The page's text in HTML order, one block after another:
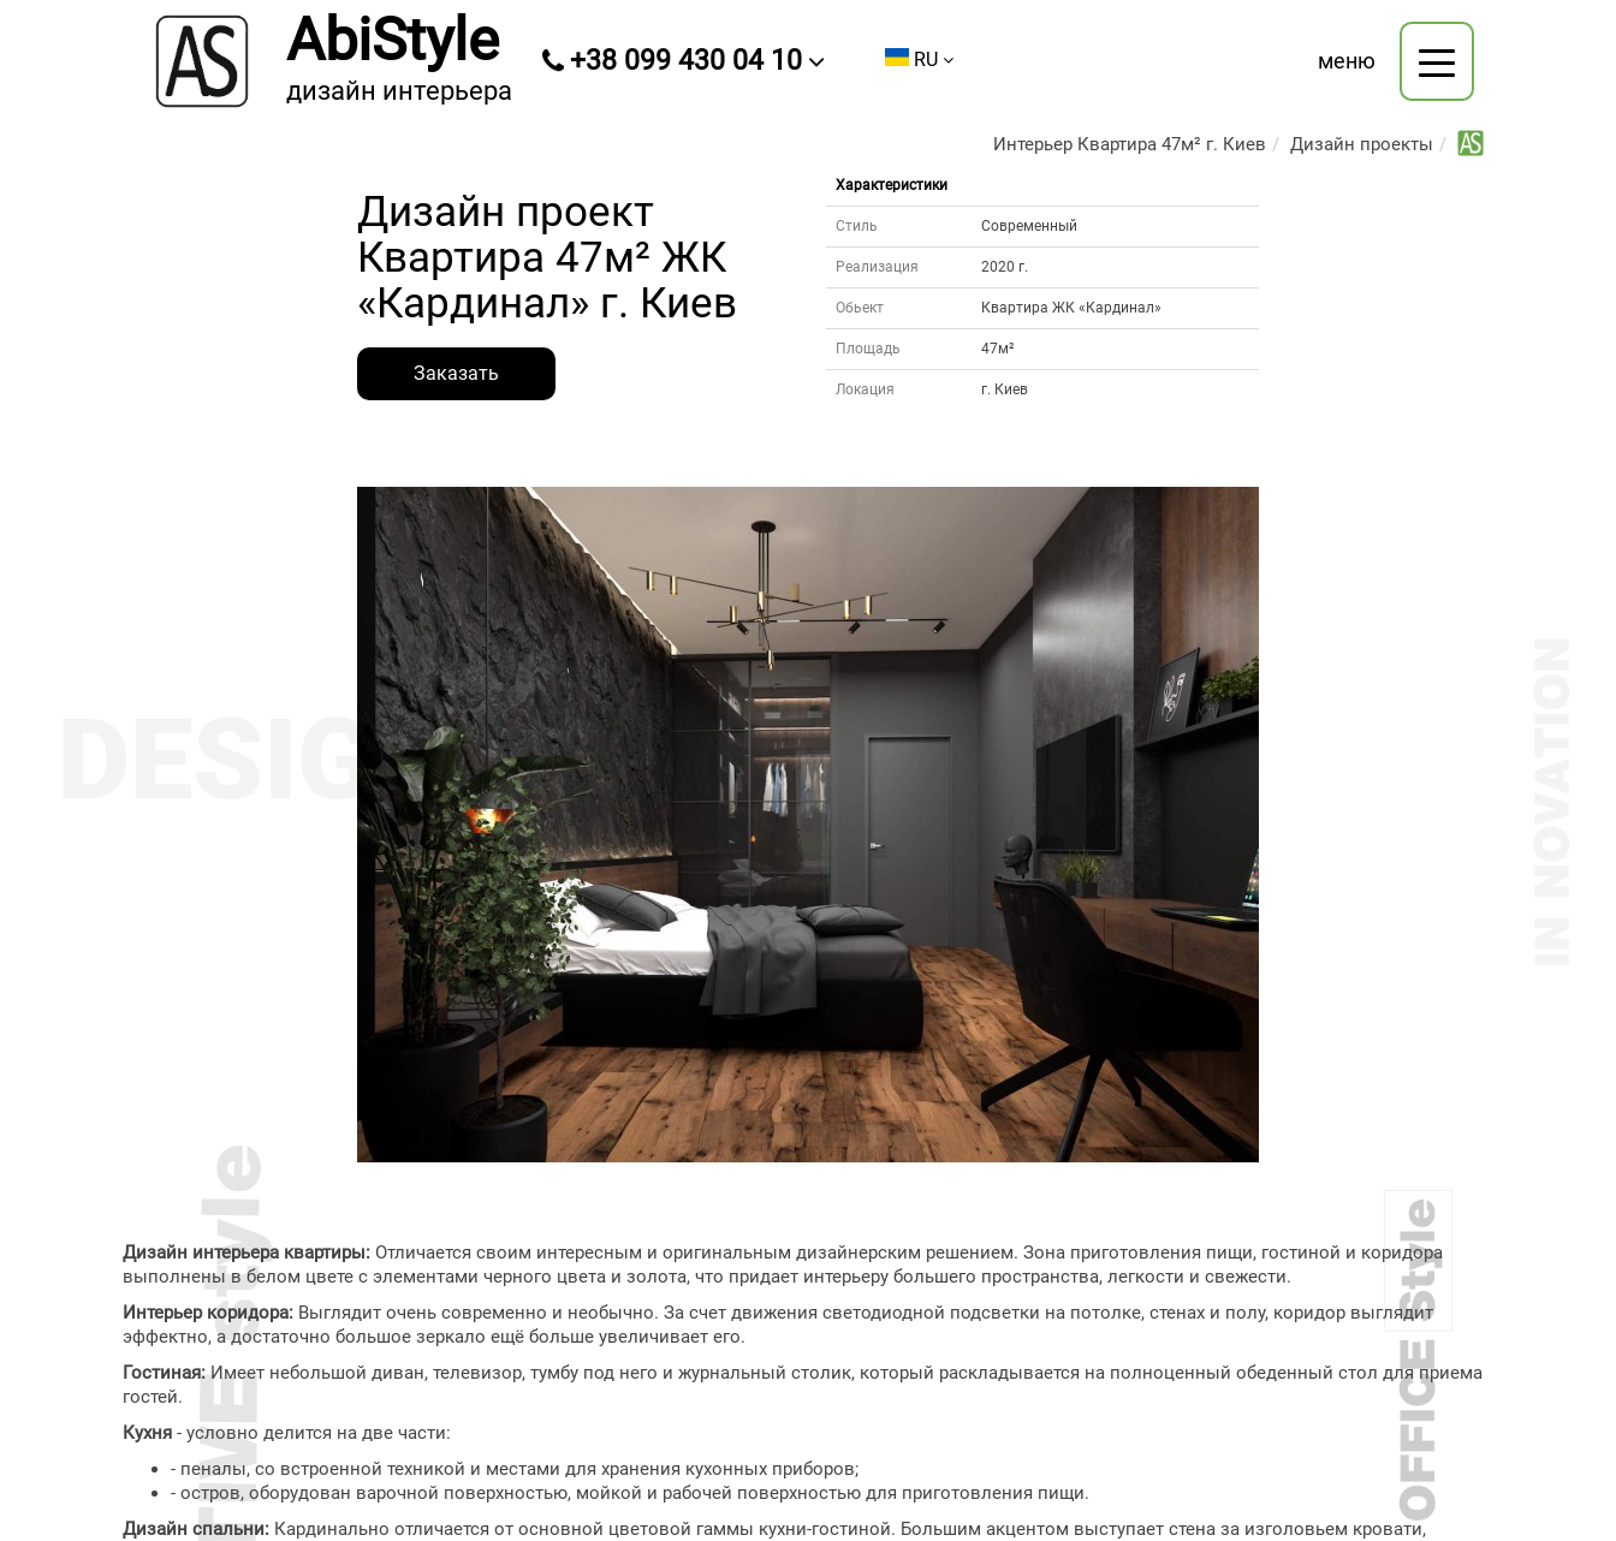
AbiStyle
дизайн интерьера
+38 099 430 04 10 RU меню
Дизайн проекты
Интерьер Квартира 47м² г. Киев
Дизайн проект
Квартира 47м² ЖК
«Кардинал» г. Киев
Заказать
Характеристики
Стиль Cовременный
Реализация 2020 г.
Обьект Квартира ЖК «Кардинал»
Площадь 47м²
Локация г. Киев
Дизайн интерьера квартиры: Отличается своим интересным и оригинальным дизайнерским решением. Зона приготовления пищи, гостиной и коридора
выполнены в белом цвете с элементами черного цвета и золота, что придает интерьеру большего пространства, легкости и свежести.
Интерьер коридора: Выглядит очень современно и необычно. За счет движения светодиодной подсветки на потолке, стенах и полу, коридор выглядит
эффектно, а достаточно большое зеркало ещё больше увеличивает его.
Гостиная:Имеет небольшой диван, телевизор, тумбу под него и журнальный столик, который раскладывается на полноценный обеденный стол для приема
гостей.
Кухня - условно делится на две части:
- пеналы, со встроенной техникой и местами для хранения кухонных приборов;
- остров, оборудован варочной поверхностью, мойкой и рабочей поверхностью для приготовления пищи.
Дизайн спальни: Кардинально отличается от основной цветовой гаммы кухни-гостиной. Большим акцентом выступает стена за изголовьем кровати,